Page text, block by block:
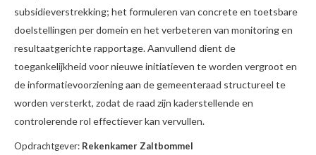
subsidieverstrekking; het formuleren van concrete en toetsbare
doelstellingen per domein en het verbeteren van monitoring en
resultaatgerichte rapportage. Aanvullend dient de
toegankelijkheid voor nieuwe initiatieven te worden vergroot en
de informatievoorziening aan de gemeenteraad structureel te
worden versterkt, zodat de raad zijn kaderstellende en
controlerende rol effectiever kan vervullen.
Opdrachtgever: Rekenkamer Zaltbommel